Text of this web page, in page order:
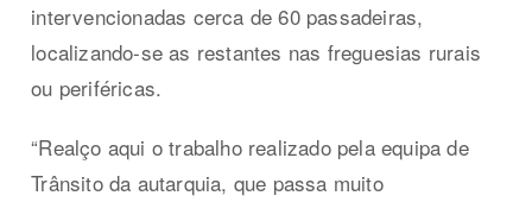
intervencionadas cerca de 60 passadeiras,
localizando-se as restantes nas freguesias rurais
ou periféricas.
“Realço aqui o trabalho realizado pela equipa de
Trânsito da autarquia, que passa muito